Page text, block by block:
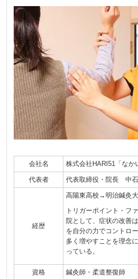
会社名 株式会社HARI51「なか
代表者 代表取締役・院長 中
経歴
高陽東高校→明治鍼灸
トリガーポイント・フ
院として、症状の改善
を自分の力でコントロ
多く増やすことを理念
っている。
資格 鍼灸師・柔道整復師